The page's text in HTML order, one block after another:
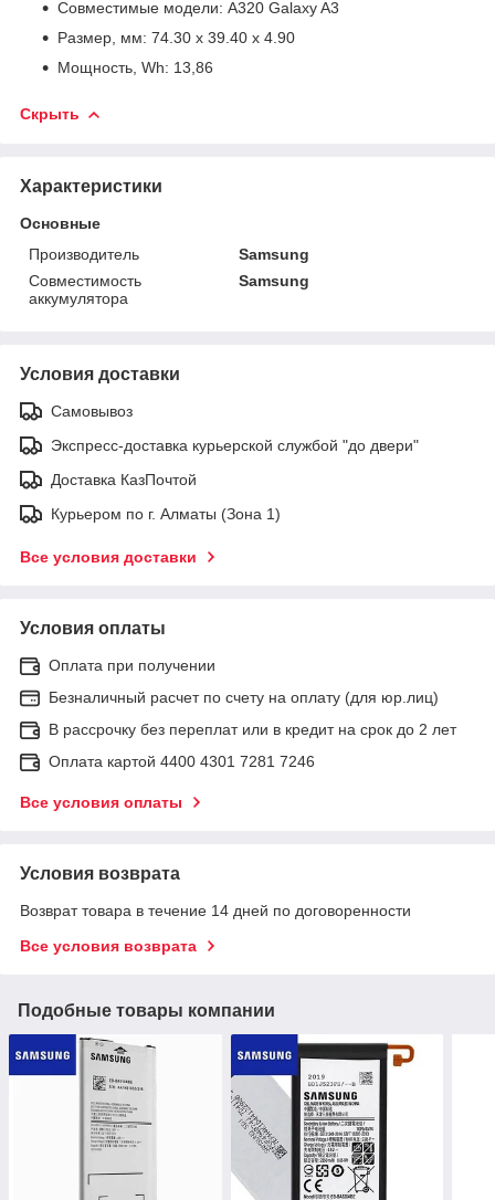
Совместимые модели: A320 Galaxy A3
Размер, мм: 74.30 x 39.40 x 4.90
Мощность, Wh: 13,86
Скрыть
Характеристики
Основные
Производитель
Samsung
Совместимость
аккумулятора
Samsung
Условия доставки
Самовывоз
Экспресс-доставка курьерской службой "до двери"
Доставка КазПочтой
Курьером по г. Алматы (Зона 1)
Все условия доставки
Условия оплаты
Оплата при получении
Безналичный расчет по счету на оплату (для юр.лиц)
В рассрочку без переплат или в кредит на срок до 2 лет
Оплата картой 4400 4301 7281 7246
Все условия оплаты
Условия возврата
Возврат товара в течение 14 дней по договоренности
Все условия возврата
Подобные товары компании